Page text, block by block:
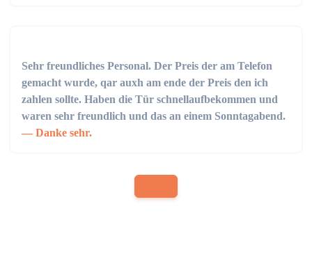
Sehr freundliches Personal. Der Preis der am Telefon
gemacht wurde, qar auxh am ende der Preis den ich
zahlen sollte. Haben die Tür schnellaufbekommen und
waren sehr freundlich und das an einem Sonntagabend.
Danke sehr.